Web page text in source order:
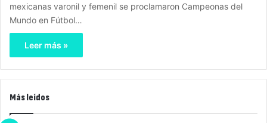
mexicanas varonil y femenil se proclamaron Campeonas del
Mundo en Fútbol…
Leer más »
Más leídos